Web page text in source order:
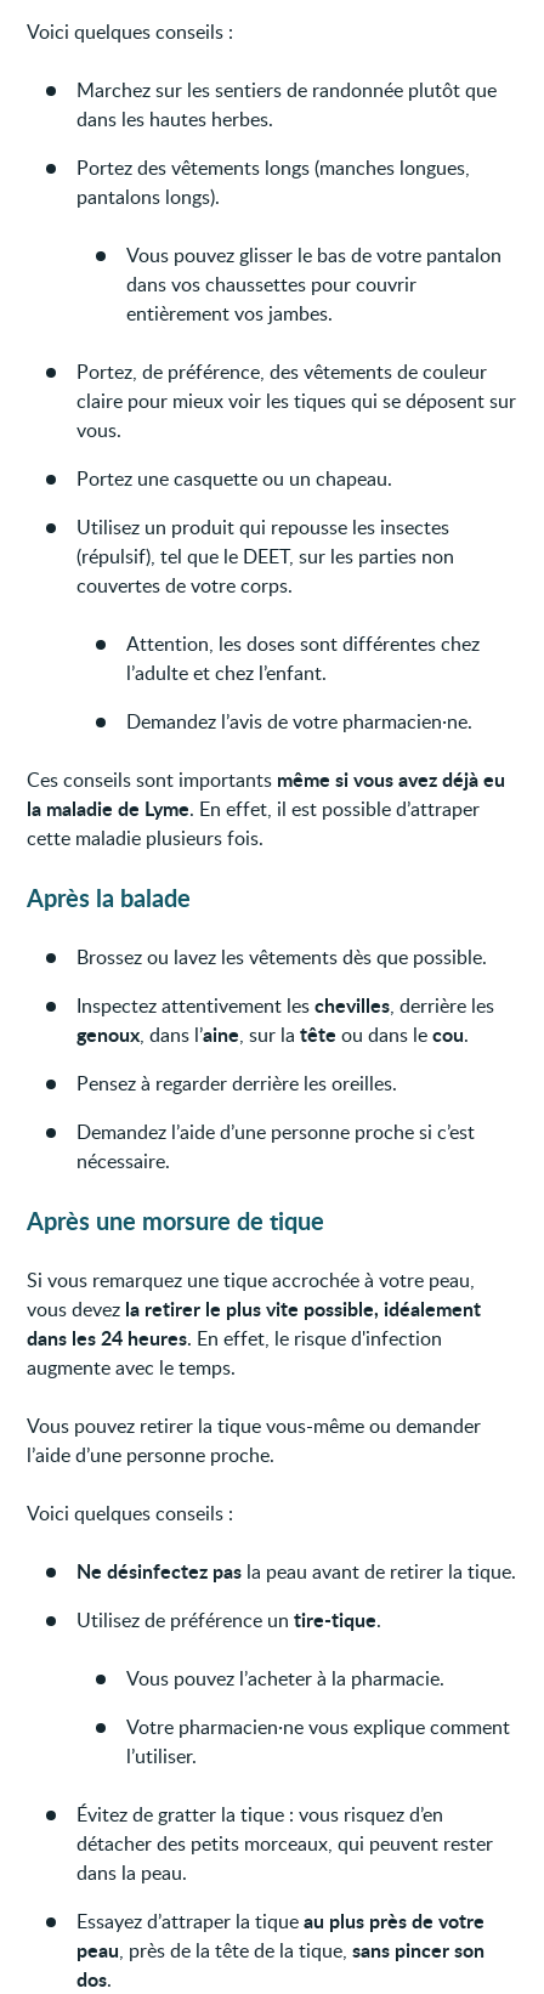
Voici quelques conseils :
Marchez sur les sentiers de randonnée plutôt que
dans les hautes herbes.
Portez des vêtements longs (manches longues,
pantalons longs).
Vous pouvez glisser le bas de votre pantalon
dans vos chaussettes pour couvrir
entièrement vos jambes.
Portez, de préférence, des vêtements de couleur
claire pour mieux voir les tiques qui se déposent sur
vous.
Portez une casquette ou un chapeau.
Utilisez un produit qui repousse les insectes
(répulsif), tel que le DEET, sur les parties non
couvertes de votre corps.
Attention, les doses sont différentes chez
l’adulte et chez l’enfant.
Demandez l’avis de votre pharmacien·ne.
Ces conseils sont importants même si vous avez déjà eu
la maladie de Lyme. En effet, il est possible d’attraper
cette maladie plusieurs fois.
Après la balade
Brossez ou lavez les vêtements dès que possible.
Inspectez attentivement leschevilles, derrière les
genoux, dans l’aine, sur latête ou dans lecou.
Pensez à regarder derrière les oreilles.
Demandez l’aide d’une personne proche si c’est
nécessaire.
Après une morsure de tique
Si vous remarquez une tique accrochée à votre peau,
vous devez la retirer le plus vite possible, idéalement
dans les 24 heures. En effet, le risque d'infection
augmente avec le temps.
Vous pouvez retirer la tique vous-même ou demander
l’aide d’une personne proche.
Voici quelques conseils :
Ne désinfectez pas la peau avant de retirer la tique.
Utilisez de préférence untire-tique.
Vous pouvez l’acheter à la pharmacie.
Votre pharmacien·ne vous explique comment
l’utiliser.
Évitez de gratter la tique : vous risquez d’en
détacher des petits morceaux, qui peuvent rester
dans la peau.
Essayez d’attraper la tiqueau plus près de votre
peau, près de la tête de la tique,sans pincer son
dos.